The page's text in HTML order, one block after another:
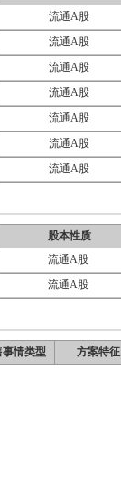
流通A股
流通A股
流通A股
流通A股
流通A股
流通A股
流通A股
股本性质
流通A股
流通A股
事情类型 方案特征